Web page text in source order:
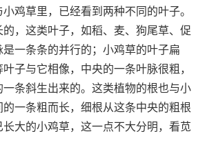
草里，已经看到两种不同的叶子。
，这类叶子，如稻、麦、狗尾草、促
一条条的并行的；小鸡草的叶子扁
子与它相像，中央的一条叶脉很粗，
条斜生出来的。这类植物的根也与小
一条粗而长，细根从这条中央的粗根
大的小鸡草，这一点不大分明，看苋